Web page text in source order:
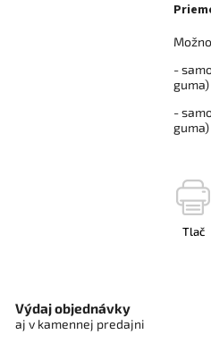
-
guma)
-
guma)
Tlač
Výdaj objednávky
aj v kamennej predajni